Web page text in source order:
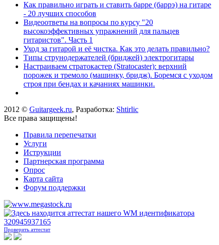
Как правильно играть и ставить барре (баррэ) на гитаре
- 20 лучших способов
Видеоответы на вопросы по курсу "20
высокоэффективных упражнений для пальцев
гитаристов". Часть 1
Уход за гитарой и её чистка. Как это делать правильно?
Типы струнодержателей (бриджей) электрогитары
Настраиваем стратокастер (Stratocaster): верхний
порожек и тремоло (машинку, бридж). Боремся с уходом
строя при бендах и качаниях машинки.
2012 © Guitargeek.ru, Разработка: Shtirlic
Все права защищены!
Правила перепечатки
Услуги
Иструкции
Партнерская программа
Опрос
Карта сайта
Форум поддержки
Проверить аттестат